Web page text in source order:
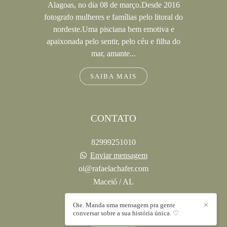
Alagoas, no dia 08 de março.Desde 2016
fotografo mulheres e famílias pelo litoral do
nordeste.Uma pisciana bem emotiva e
apaixonada pelo sentir, pelo céu e filha do
mar, amante...
SAIBA MAIS
CONTATO
82999251010
Enviar mensagem
oi@rafaelachafer.com
Maceió / AL
✕
Oie. Manda uma mensagem pra gente
conversar sobre a sua história única. ♡